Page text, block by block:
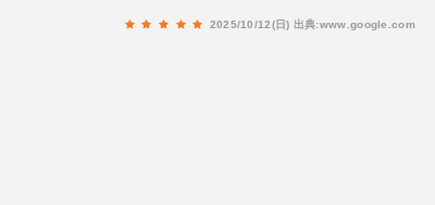
2025/10/12(日) 出典:www.google.com